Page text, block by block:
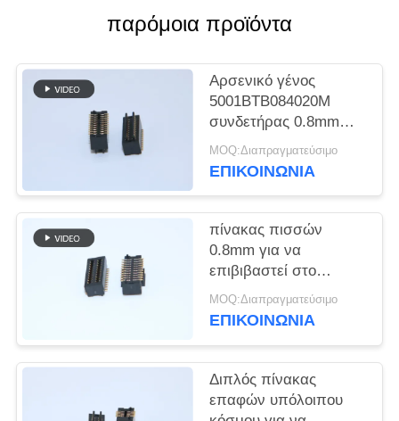
PRIVACY
POLICY
παρόμοια προϊόντα
Αρσενικό γένος
5001BTB084020M
συνδετήρας 0.8mm
πίσσα 4.0mm BTB
καρφίτσες Χ 2*10
MOQ:Διαπραγματεύσιμο
ΕΠΙΚΟΙΝΩΝΙΑ
πίνακας πισσών
0.8mm για να
επιβιβαστεί στο
θηλυκό τύπο 5001-
BTB0830-20F
MOQ:Διαπραγματεύσιμο
ΕΠΙΚΟΙΝΩΝΙΑ
Διπλός πίνακας
επαφών υπόλοιπου